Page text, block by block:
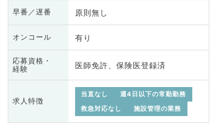
早番／遅番 原則無し
オンコール 有り
応募資格・
経験
医師免許、保険医登録済
求人特徴
当直なし
週4日以下の常勤勤務
救急対応なし
施設管理の業務